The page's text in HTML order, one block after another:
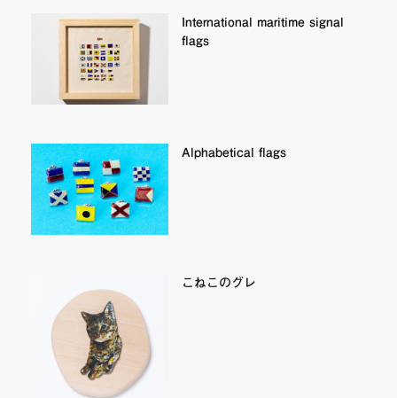
International maritime signal
flags
Alphabetical flags
こねこのグレ